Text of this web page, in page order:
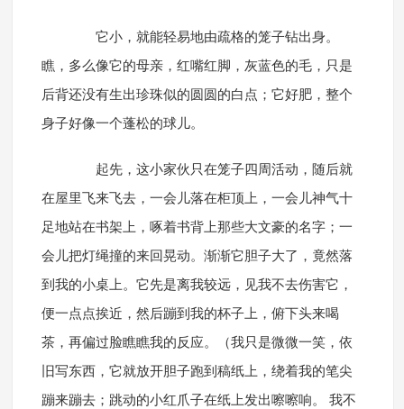
它小，就能轻易地由疏格的笼子钻出身。
瞧，多么像它的母亲，红嘴红脚，灰蓝色的毛，只是
后背还没有生出珍珠似的圆圆的白点；它好肥，整个
身子好像一个蓬松的球儿。
起先，这小家伙只在笼子四周活动，随后就
在屋里飞来飞去，一会儿落在柜顶上，一会儿神气十
足地站在书架上，啄着书背上那些大文豪的名字；一
会儿把灯绳撞的来回晃动。渐渐它胆子大了，竟然落
到我的小桌上。它先是离我较远，见我不去伤害它，
便一点点挨近，然后蹦到我的杯子上，俯下头来喝
茶，再偏过脸瞧瞧我的反应。（我只是微微一笑，依
旧写东西，它就放开胆子跑到稿纸上，绕着我的笔尖
蹦来蹦去；跳动的小红爪子在纸上发出嚓嚓响。 我不